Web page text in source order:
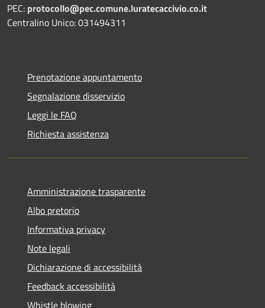
PEC: protocollo@pec.comune.luratecaccivio.co.it
Centralino Unico: 031494311
Prenotazione appuntamento
Segnalazione disservizio
Leggi le FAQ
Richiesta assistenza
Amministrazione trasparente
Albo pretorio
Informativa privacy
Note legali
Dichiarazione di accessibilità
Feedback accessibilità
Whistle blowing